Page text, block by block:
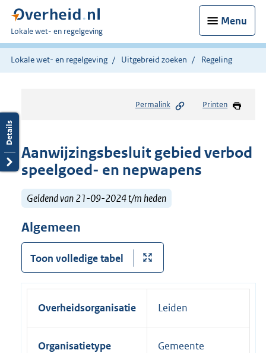
Menu
U
bent
hier:
Lokale wet- en regelgeving
Lokale wet- en regelgeving Uitgebreid zoeken Regeling
Permalink Printen
Aanwijzingsbesluit gebied verbod
speelgoed- en nepwapens
Geldend van 21-09-2024 t/m heden
Algemeen
Toon volledige tabel
Overheidsorganisatie Leiden
Organisatietype Gemeente